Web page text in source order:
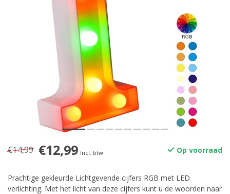
€14,99 €12,99 Incl. btw Op voorraad
Prachtige gekleurde Lichtgevende cijfers RGB met LED
verlichting. Met het licht van deze cijfers kunt u de woorden naar